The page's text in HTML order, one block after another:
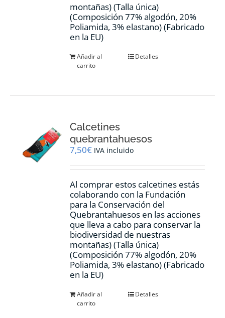
montañas) (Talla única)
(Composición 77% algodón, 20%
Poliamida, 3% elastano) (Fabricado
en la EU)
Añadir al
carrito
Detalles
Calcetines
quebrantahuesos
7,50€ IVA incluido
Al comprar estos calcetines estás
colaborando con la Fundación
para la Conservación del
Quebrantahuesos en las acciones
que lleva a cabo para conservar la
biodiversidad de nuestras
montañas) (Talla única)
(Composición 77% algodón, 20%
Poliamida, 3% elastano) (Fabricado
en la EU)
Añadir al
carrito
Detalles